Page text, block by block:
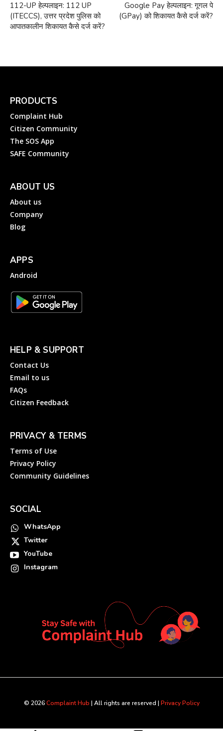
112-UP हेल्पलाइन: 112 UP
(ITECCS), उत्तर प्रदेश पुलिस को
आपातकालीन शिकायत कैसे दर्ज करें?
Google Pay हेल्पलाइन: गूगल पे
(GPay) को शिकायत कैसे दर्ज करें?
PRODUCTS
Complaint Hub
Citizen Community
The SOS App
SAFE Community
ABOUT US
About us
Company
Blog
APPS
Android
HELP & SUPPORT
Contact Us
Email to us
FAQs
Citizen Feedback
PRIVACY & TERMS
Terms of Use
Privacy Policy
Community Guidelines
SOCIAL
WhatsApp
Twitter
YouTube
Instagram
© 2026Complaint Hub | All rights are reserved | Privacy Policy